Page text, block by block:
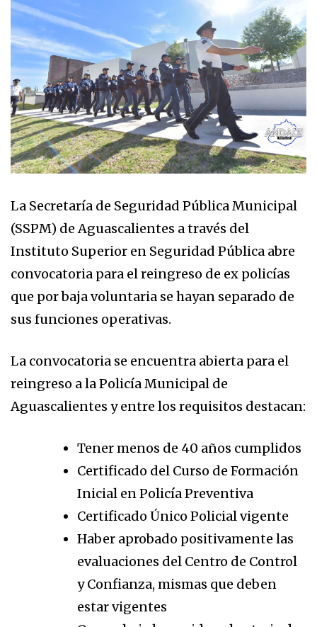
La Secretaría de Seguridad Pública Municipal
(SSPM) de Aguascalientes a través del
Instituto Superior en Seguridad Pública abre
convocatoria para el reingreso de ex policías
que por baja voluntaria se hayan separado de
sus funciones operativas.
La convocatoria se encuentra abierta para el
reingreso a la Policía Municipal de
Aguascalientes y entre los requisitos destacan:
Tener menos de 40 años cumplidos
Certificado del Curso de Formación
Inicial en Policía Preventiva
Certificado Único Policial vigente
Haber aprobado positivamente las
evaluaciones del Centro de Control
y Confianza, mismas que deben
estar vigentes